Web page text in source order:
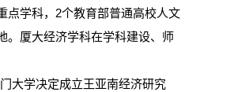
点学科，2个教育部普通高校人文
厦大经济学科在学科建设、师
大学决定成立王亚南经济研究